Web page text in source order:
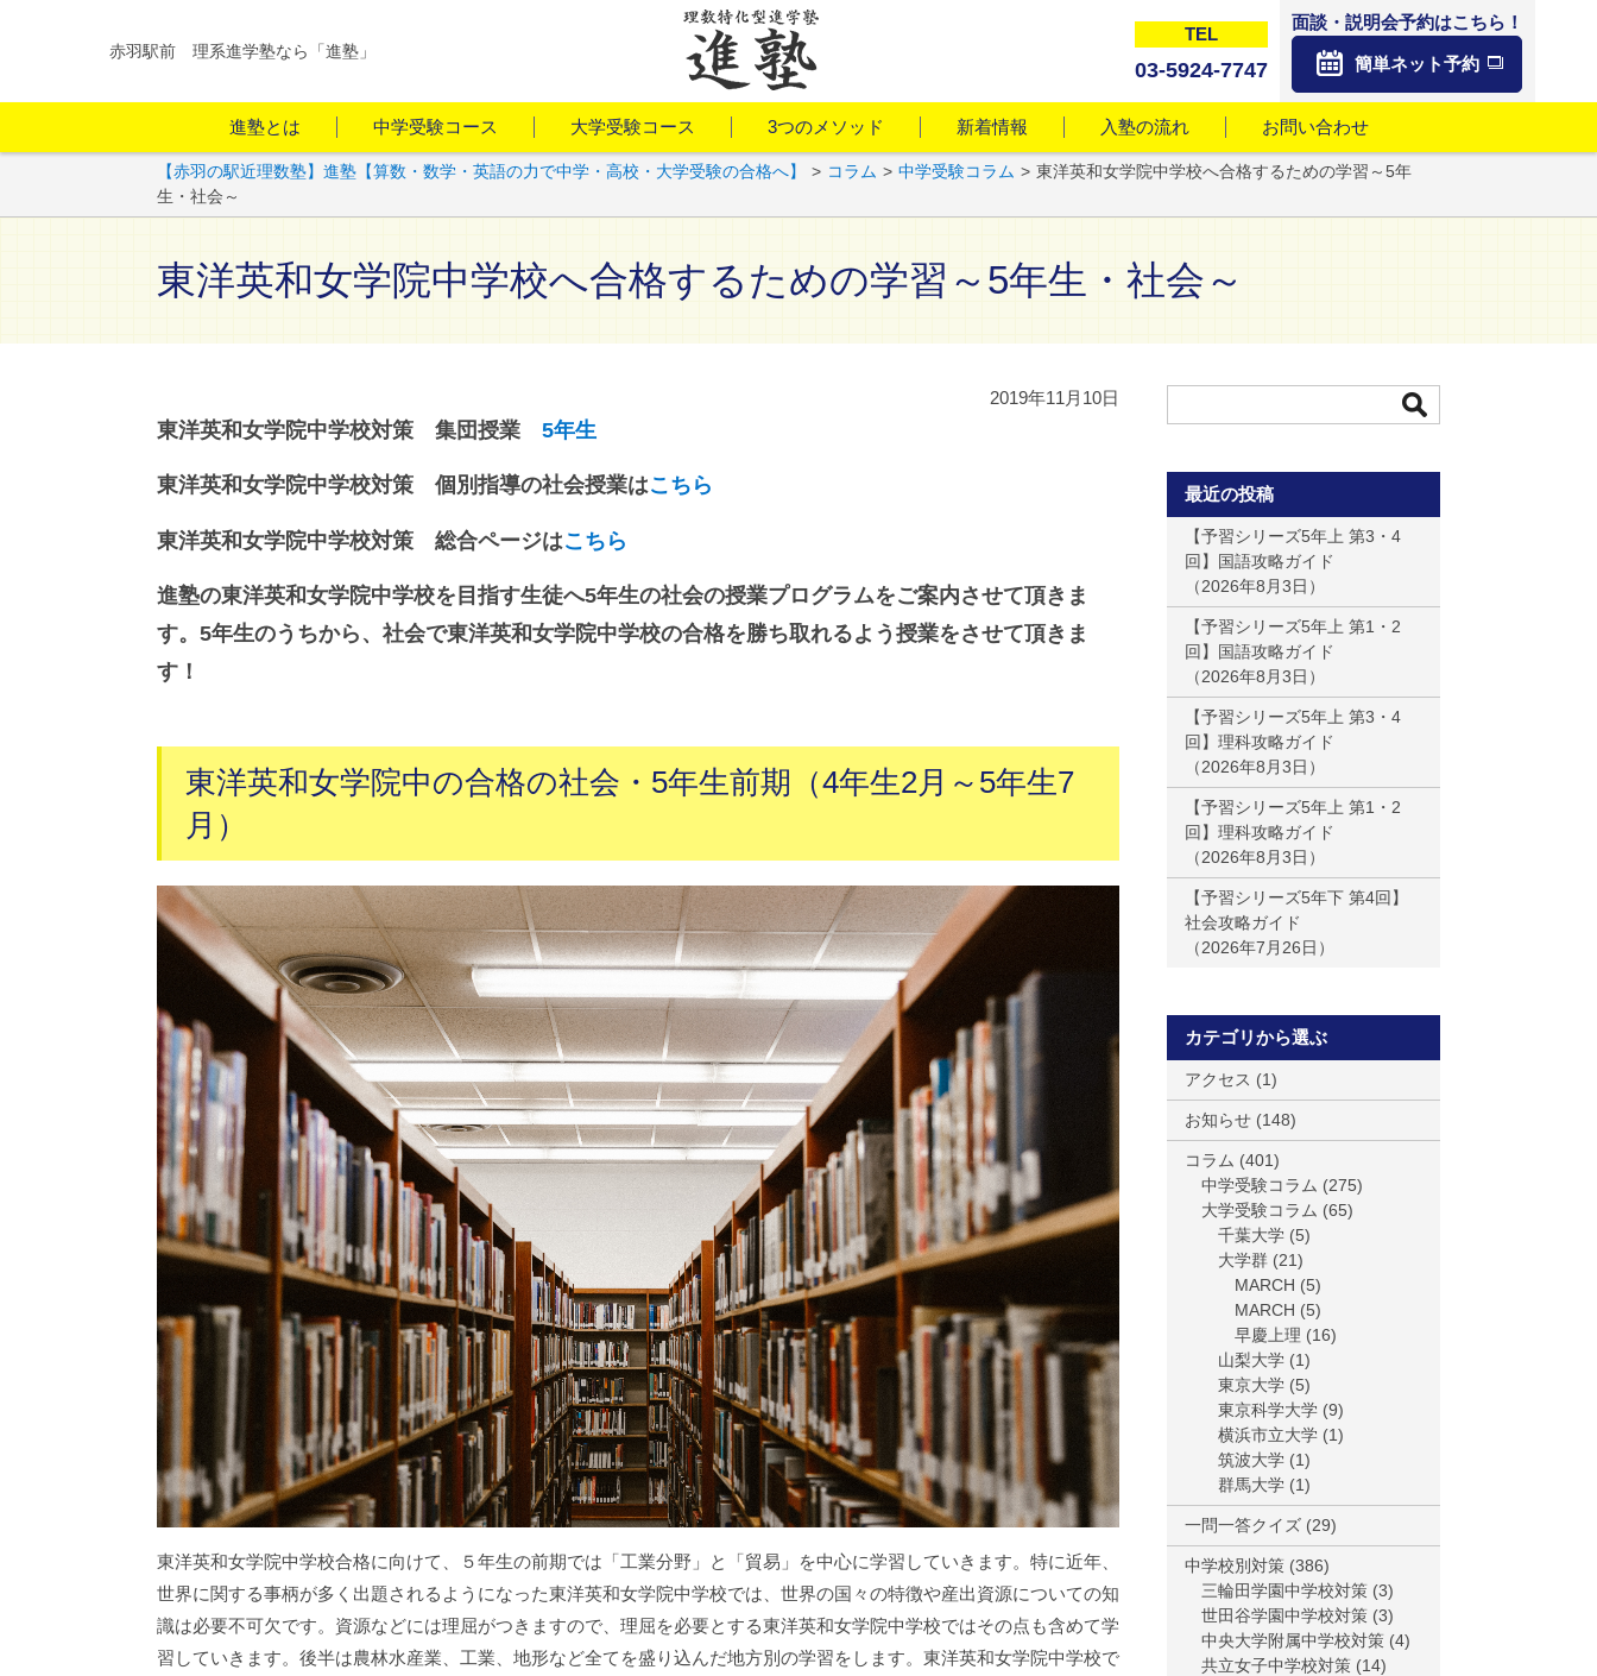
赤羽駅前 理系進学塾なら「進塾」
TEL
03-5924-7747
面談・説明会予約はこちら！
簡単ネット予約
進塾とは 中学受験コース 大学受験コース 3つのメソッド 新着情報 入塾の流れ お問い合わせ
【赤羽の駅近理数塾】進塾【算数・数学・英語の力で中学・高校・大学受験の合格へ】 > コラム > 中学受験コラム > 東洋英和女学院中学校へ合格するための学習～5年
生・社会～
東洋英和女学院中学校へ合格するための学習～5年生・社会～
2019年11月10日
東洋英和女学院中学校対策 集団授業 5年生
東洋英和女学院中学校対策 個別指導の社会授業はこちら
東洋英和女学院中学校対策 総合ページはこちら
進塾の東洋英和女学院中学校を目指す生徒へ5年生の社会の授業プログラムをご案内させて頂きま
す。5年生のうちから、社会で東洋英和女学院中学校の合格を勝ち取れるよう授業をさせて頂きま
す！
東洋英和女学院中の合格の社会・5年生前期（4年生2月～5年生7
月）
東洋英和女学院中学校合格に向けて、５年生の前期では「工業分野」と「貿易」を中心に学習していきます。特に近年、
世界に関する事柄が多く出題されるようになった東洋英和女学院中学校では、世界の国々の特徴や産出資源についての知
識は必要不可欠です。資源などには理屈がつきますので、理屈を必要とする東洋英和女学院中学校ではその点も含めて学
習していきます。後半は農林水産業、工業、地形など全てを盛り込んだ地方別の学習をします。東洋英和女学院中学校で
最近の投稿
【予習シリーズ5年上 第3・4
回】国語攻略ガイド
2026年8月3日
【予習シリーズ5年上 第1・2
回】国語攻略ガイド
2026年8月3日
【予習シリーズ5年上 第3・4
回】理科攻略ガイド
2026年8月3日
【予習シリーズ5年上 第1・2
回】理科攻略ガイド
2026年8月3日
【予習シリーズ5年下 第4回】
社会攻略ガイド
2026年7月26日
カテゴリから選ぶ
アクセス (1)
お知らせ (148)
コラム (401)
中学受験コラム (275)
大学受験コラム (65)
千葉大学 (5)
大学群 (21)
MARCH (5)
MARCH (5)
早慶上理 (16)
山梨大学 (1)
東京大学 (5)
東京科学大学 (9)
横浜市立大学 (1)
筑波大学 (1)
群馬大学 (1)
一問一答クイズ (29)
中学校別対策 (386)
三輪田学園中学校対策 (3)
世田谷学園中学校対策 (3)
中央大学附属中学校対策 (4)
共立女子中学校対策 (14)